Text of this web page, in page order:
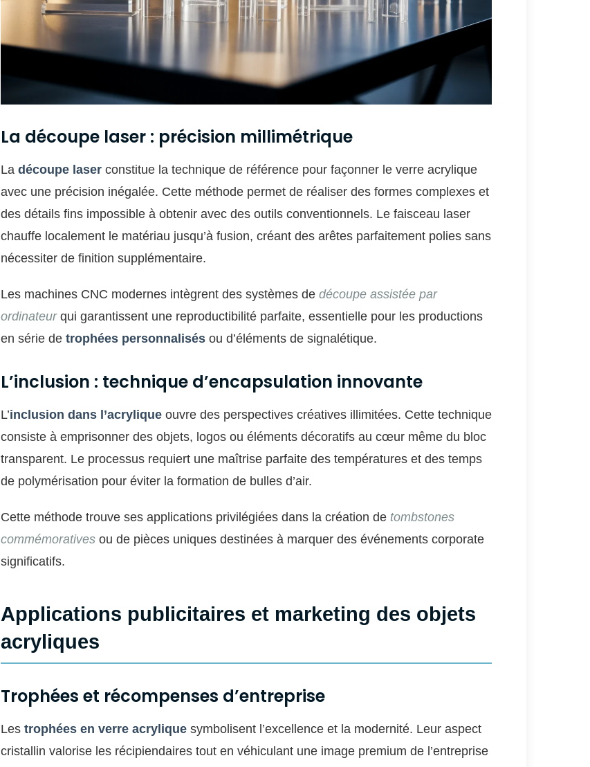
La découpe laser : précision millimétrique
La découpe laser constitue la technique de référence pour façonner le verre acrylique
avec une précision inégalée. Cette méthode permet de réaliser des formes complexes et
des détails fins impossible à obtenir avec des outils conventionnels. Le faisceau laser
chauffe localement le matériau jusqu’à fusion, créant des arêtes parfaitement polies sans
nécessiter de finition supplémentaire.
Les machines CNC modernes intègrent des systèmes de découpe assistée par
ordinateurqui garantissent une reproductibilité parfaite, essentielle pour les productions
en série de trophées personnalisés ou d’éléments de signalétique.
L’inclusion : technique d’encapsulation innovante
L’inclusion dans l’acrylique ouvre des perspectives créatives illimitées. Cette technique
consiste à emprisonner des objets, logos ou éléments décoratifs au cœur même du bloc
transparent. Le processus requiert une maîtrise parfaite des températures et des temps
de polymérisation pour éviter la formation de bulles d’air.
Cette méthode trouve ses applications privilégiées dans la création de tombstones
commémoratives ou de pièces uniques destinées à marquer des événements corporate
significatifs.
Applications publicitaires et marketing des objets
acryliques
Trophées et récompenses d’entreprise
Les trophées en verre acrylique symbolisent l’excellence et la modernité. Leur aspect
cristallin valorise les récipiendaires tout en véhiculant une image premium de l’entreprise